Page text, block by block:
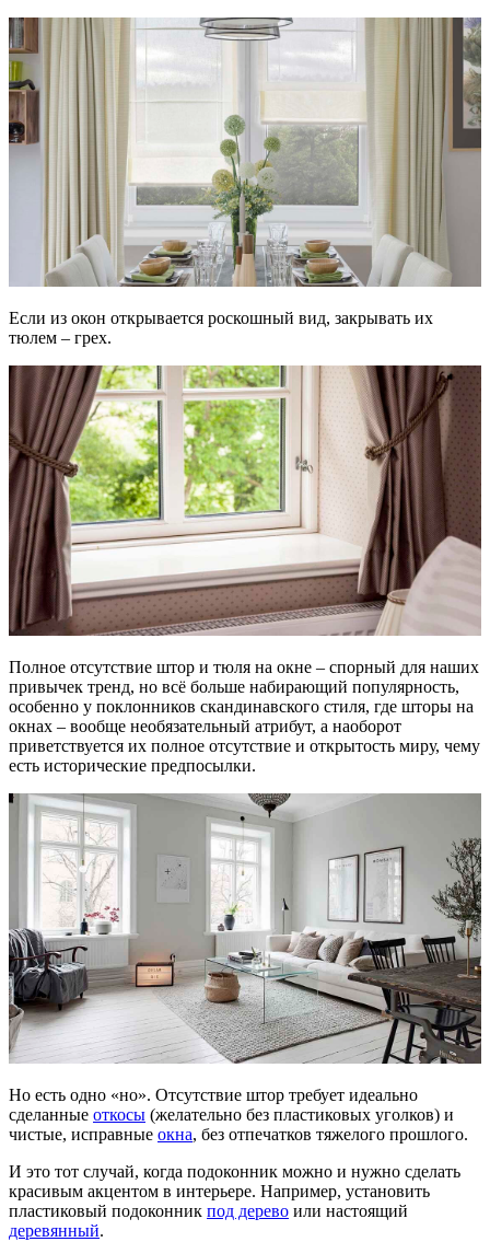
Если из окон открывается роскошный вид, закрывать их
тюлем – грех.
Полное отсутствие штор и тюля на окне – спорный для наших
привычек тренд, но всё больше набирающий популярность,
особенно у поклонников скандинавского стиля, где шторы на
окнах – вообще необязательный атрибут, а наоборот
приветствуется их полное отсутствие и открытость миру, чему
есть исторические предпосылки.
Но есть одно «но». Отсутствие штор требует идеально
сделанные откосы (желательно без пластиковых уголков) и
чистые, исправные окна, без отпечатков тяжелого прошлого.
И это тот случай, когда подоконник можно и нужно сделать
красивым акцентом в интерьере. Например, установить
пластиковый подоконник под дерево или настоящий
деревянный.